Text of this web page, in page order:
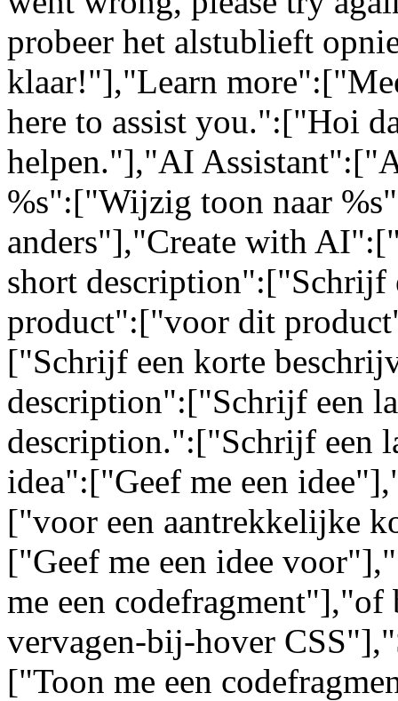
probeer het alstublieft
klaar!"],"Learn
here to assist you.":["Hoi
helpen."],"AI
%s":["Wijzig toon naar
anders"],"Create with
short
product":["voor dit
["Schrijf een korte
description":["Schrijf een
description.":["Schrijf een
idea":["Geef me een
["voor een aantrekkelijke
["Geef me een idee
me een
vervagen-bij-hover
["Toon me een